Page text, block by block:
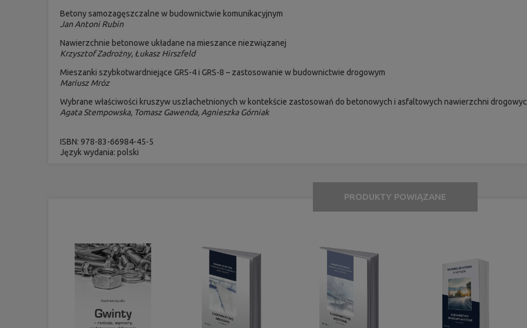
Betony samozagęszczalne w budownictwie komunikacyjnym
Jan Antoni Rubin
Nawierzchnie betonowe układane na mieszance niezwiązanej
Krzysztof Zadrożny, Łukasz Hirszfeld
Mieszanki szybkotwardniejące GRS-4 i GRS-8 – zastosowanie w budownictwie drogowym
Mariusz Mróz
Wybrane właściwości kruszyw uszlachetnionych w kontekście zastosowań do betonowych i asfaltowych nawierzchni
Agata Stempowska, Tomasz Gawenda, Agnieszka Górniak
ISBN: 978-83-66984-45-5
Język wydania: polski
PRODUKTY POWIĄZANE